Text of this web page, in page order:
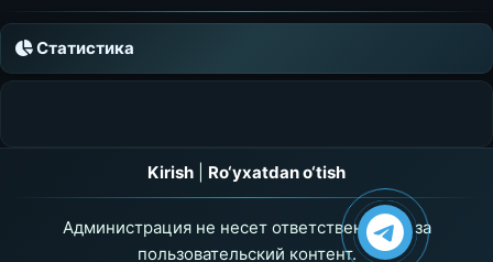
Статистика
Kirish Ro‘yxatdan o‘tish
Администрация не несет ответственности за
пользовательский контент.